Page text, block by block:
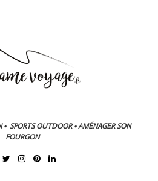
• SPORTS OUTDOOR • AMÉNAGER SON
FOURGON